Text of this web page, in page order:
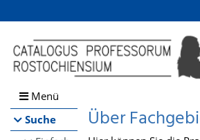
Browsen
direkt zum Inhalt
Menü
Suche
Über